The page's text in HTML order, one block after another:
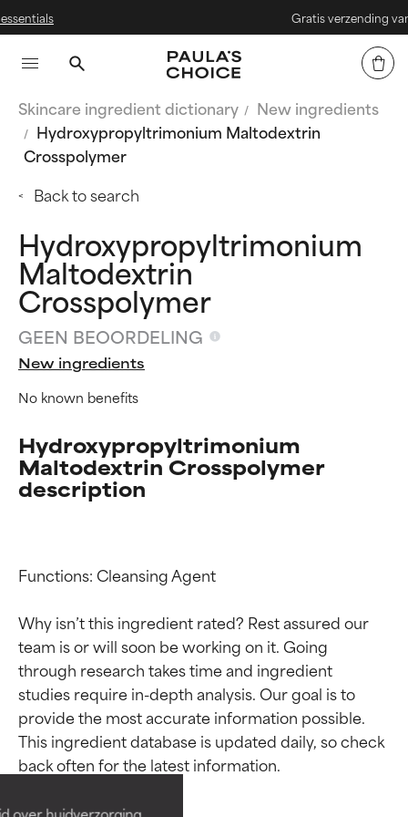
Gratis verzending vanaf € 25
Skincare ingredient dictionary
New ingredients
Hydroxypropyltrimonium Maltodextrin
Crosspolymer
Back to search
Hydroxypropyltrimonium
Maltodextrin
Crosspolymer
GEEN BEOORDELING
New ingredients
No known benefits
Hydroxypropyltrimonium
Maltodextrin Crosspolymer
description
Functions: Cleansing Agent
Why isn’t this ingredient rated? Rest assured our
team is or will soon be working on it. Going
through research takes time and ingredient
studies require in-depth analysis. Our goal is to
provide the most accurate information possible.
This ingredient database is updated daily, so check
Beoordelingen van
ingrediënten
Bewezen en ondersteund door
Beoordelingen van
ingrediënten
Bewezen en ondersteund door